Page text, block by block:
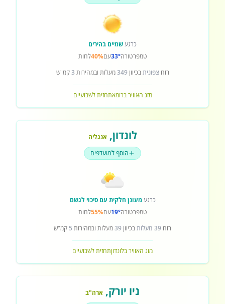
כרגעשמיים בהירים
טמפרטורה33°עם40%לחות
רוחצפוניתבכיוון349מעלות ובמהירות 3קמ"ש
מזג האוויר ברומאתחזית לשבועיים
לונדון, אנגליה
הוסף למועדפים
כרגעמעונן חלקית עם סיכוי לגשם
טמפרטורה19°עם55%לחות
רוח 39 מעלות בכיוון39מעלות ובמהירות 5 קמ"ש
מזג האוויר בלונדוןתחזית לשבועיים
ניו יורק, ארה"ב